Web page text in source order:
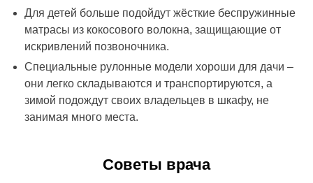
Для детей больше подойдут жёсткие беспружинные
матрасы из кокосового волокна, защищающие от
искривлений позвоночника.
Специальные рулонные модели хороши для дачи –
они легко складываются и транспортируются, а
зимой подождут своих владельцев в шкафу, не
занимая много места.
Советы врача